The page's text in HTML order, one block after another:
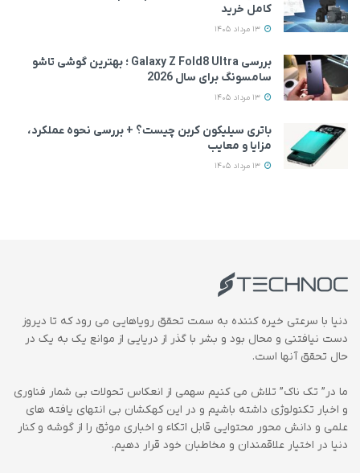
کامل خرید
بررسی Galaxy Z Fold8 Ultra ؛ بهترین گوشی تاشو
سامسونگ برای سال 2026
باتری سیلیکون کربن چیست؟ + بررسی نحوه عملکرد،
مزایا و معایب
دنیا با سرعتی خیره کننده به سمت تحقق رویاهایی می رود که تا دیروز
دست نیافتنی و محال بود و بشر با گذر از دریایی از موانع یک به یک در
حال تحقق آنها است.
ما در” تک ناک” تلاش می کنیم سهمی از انعکاس تحولات بی شمار فناوری
و اخبار تکنولوژی داشته باشیم و در این کهکشان بی انتهای یافته های
علمی و دانش محور محتوایی قابل اتکاء و اخباری موثق را از گوشه و کنار
دنیا در اختیار علاقمندان و مخاطبان خود قرار دهیم.